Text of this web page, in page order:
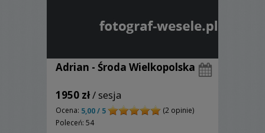
Adrian - Środa Wielkopolska
1950 zł/ sesja
Ocena: 5,00 / 5
(2 opinie)
Poleceń: 54